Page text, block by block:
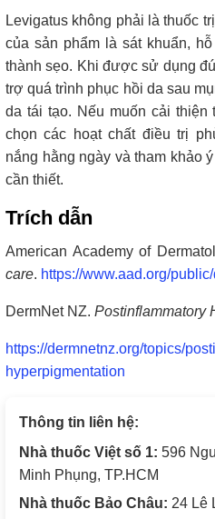
Levigatus không phải là thuốc
của sản phẩm là sát khuẩn,
thành sẹo. Khi được sử dụng
trợ quá trình phục hồi da sau
da tái tạo. Nếu muốn cải thiện
chọn các hoạt chất điều trị
nắng hằng ngày và tham khảo
cần thiết.
Trích dẫn
American Academy of
care. https://www.aad.org/
DermNet NZ. Postinflammatory
https://dermnetnz.org/topics/
hyperpigmentation
Thông tin liên hệ:
Nhà thuốc Việt số 1: 596
Minh Phụng, TP.HCM
Nhà thuốc Bảo Châu: 24 Lê